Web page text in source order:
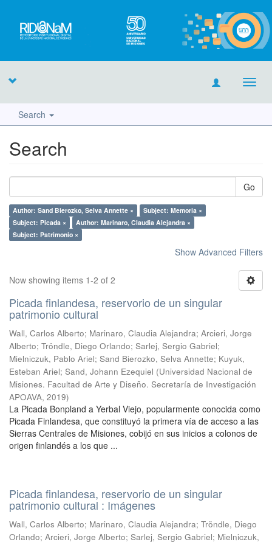
Search
Search
Go
Author: Sand Bierozko, Selva Annette ×
Subject: Memoria ×
Subject: Picada ×
Author: Marinaro, Claudia Alejandra ×
Subject: Patrimonio ×
Show Advanced Filters
Now showing items 1-2 of 2
Picada finlandesa, reservorio de un singular
patrimonio cultural
Wall, Carlos Alberto; Marinaro, Claudia Alejandra; Arcieri, Jorge
Alberto; Tröndle, Diego Orlando; Sarlej, Sergio Gabriel;
Mielniczuk, Pablo Ariel; Sand Bierozko, Selva Annette; Kuyuk,
Esteban Ariel; Sand, Johann Ezequiel (Universidad Nacional de
Misiones. Facultad de Arte y Diseño. Secretaría de Investigación
APOAVA, 2019)
La Picada Bonpland a Yerbal Viejo, popularmente conocida como
Picada Finlandesa, que constituyó la primera vía de acceso a las
Sierras Centrales de Misiones, cobijó en sus inicios a colonos de
origen finlandés a los que ...
Picada finlandesa, reservorio de un singular
patrimonio cultural : Imágenes
Wall, Carlos Alberto; Marinaro, Claudia Alejandra; Tröndle, Diego
Orlando; Arcieri, Jorge Alberto; Sarlej, Sergio Gabriel; Mielniczuk,